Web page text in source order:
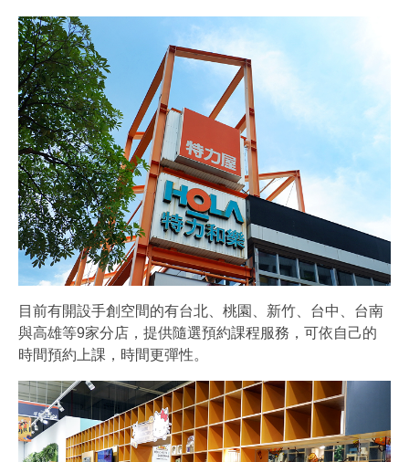
目前有開設手創空間的有台北、桃園、新竹、台中、台南
與高雄等9家分店，提供隨選預約課程服務，可依自己的
時間預約上課，時間更彈性。